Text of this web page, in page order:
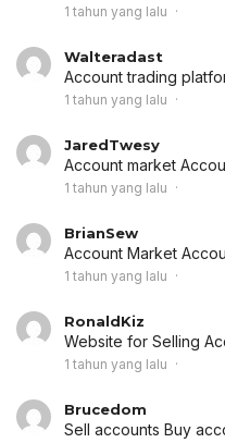
1 tahun yang lalu
Walteradast
Account trading
1 tahun yang lalu
JaredTwesy
Account market
1 tahun yang lalu
BrianSew
Account Market
1 tahun yang lalu
RonaldKiz
Website for Selling
1 tahun yang lalu
Brucedom
Sell accounts Buy